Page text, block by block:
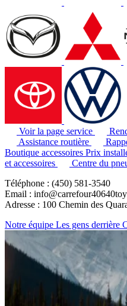
Voir la page service
Assistance routière
Boutique accessoires Prix
et accessoires
Centre du
Téléphone : (450) 581-3540
Email :
Adresse : 100 Chemin des
Notre équipe Les gens derrière